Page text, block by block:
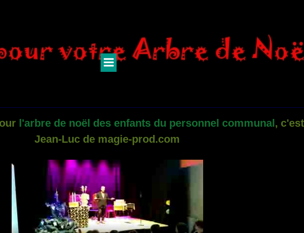
l'arbre de noël des enfants du personnel communal,
Jean-Luc de magie-prod.com